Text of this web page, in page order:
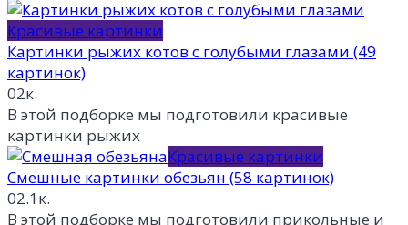
Красивые картинки
Картинки рыжих котов с голубыми глазами (49
картинок)
02к.
В этой подборке мы подготовили красивые
картинки рыжих
Красивые картинки
Смешные картинки обезьян (58 картинок)
02.1к.
В этой подборке мы подготовили прикольные и